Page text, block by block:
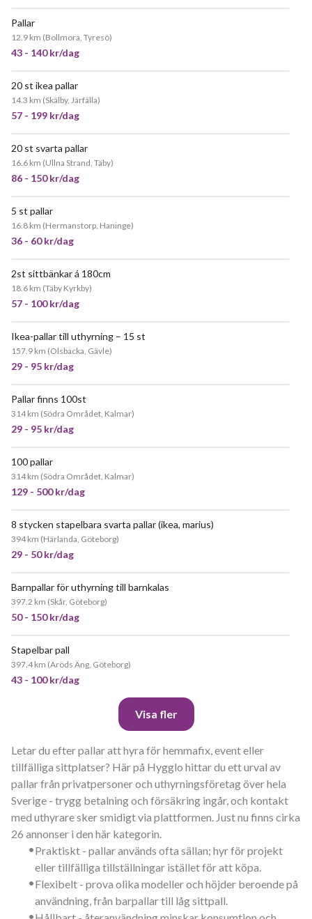
Pallar
12.9 km (Bollmora, Tyresö)
43 - 140 kr/dag
20 st ikea pallar
14.3 km (Skälby, Järfälla)
57 - 199 kr/dag
20 st svarta pallar
16.6 km (Ullna Strand, Täby)
86 - 150 kr/dag
5 st pallar
16.8 km (Hermanstorp, Haninge)
36 - 60 kr/dag
2st sittbänkar á 180cm
18.6 km (Täby Kyrkby)
57 - 100 kr/dag
Ikea-pallar till uthyrning – 15 st
157.9 km (Olsbacka, Gävle)
29 - 95 kr/dag
Pallar finns 100st
314 km (Södra Området, Kalmar)
29 - 95 kr/dag
100 pallar
314 km (Södra Området, Kalmar)
129 - 500 kr/dag
JÄTTEPOPULÄR
8 stycken stapelbara svarta pallar (ikea, marius)
394 km (Härlanda, Göteborg)
29 - 50 kr/dag
Barnpallar för uthyrning till barnkalas
397.2 km (Skår, Göteborg)
50 - 150 kr/dag
Stapelbar pall
397.4 km (Aröds Äng, Göteborg)
43 - 100 kr/dag
Visa fler
Letar du efter pallar att hyra för hemmafix, event eller
tillfälliga sittplatser? Här på Hygglo hittar du ett urval av
pallar från privatpersoner och uthyrningsföretag över hela
Sverige - trygg betalning och försäkring ingår, och kontakt
med uthyrare sker smidigt via plattformen. Just nu finns cirka
26 annonser i den här kategorin.
•Praktiskt - pallar används ofta sällan; hyr för projekt
eller tillfälliga tillställningar istället för att köpa.
•Flexibelt - prova olika modeller och höjder beroende på
användning, från barpallar till låg sittpall.
•